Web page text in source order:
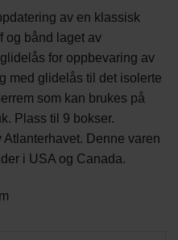
av en klassisk
og bånd laget av
for oppbevaring av
med glidelås til det isolerte
som kan brukes på
Plass til 9 bokser.
Denne varen
i USA og Canada.